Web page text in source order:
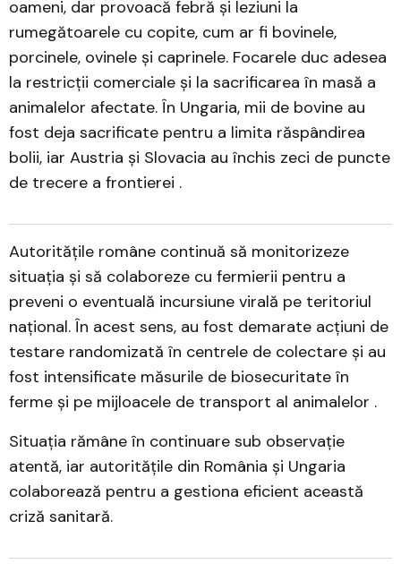
oameni, dar provoacă febră și leziuni la
rumegătoarele cu copite, cum ar fi bovinele,
porcinele, ovinele și caprinele. Focarele duc adesea
la restricții comerciale și la sacrificarea în masă a
animalelor afectate. În Ungaria, mii de bovine au
fost deja sacrificate pentru a limita răspândirea
bolii, iar Austria și Slovacia au închis zeci de puncte
de trecere a frontierei .​
Autoritățile române continuă să monitorizeze
situația și să colaboreze cu fermierii pentru a
preveni o eventuală incursiune virală pe teritoriul
național. În acest sens, au fost demarate acțiuni de
testare randomizată în centrele de colectare și au
fost intensificate măsurile de biosecuritate în
ferme și pe mijloacele de transport al animalelor .​
Situația rămâne în continuare sub observație
atentă, iar autoritățile din România și Ungaria
colaborează pentru a gestiona eficient această
criză sanitară.